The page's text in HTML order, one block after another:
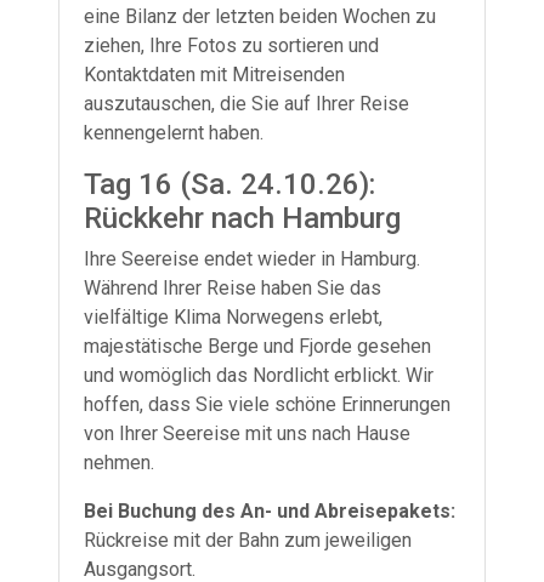
eine Bilanz der letzten beiden Wochen zu
ziehen, Ihre Fotos zu sortieren und
Kontaktdaten mit Mitreisenden
auszutauschen, die Sie auf Ihrer Reise
kennengelernt haben.
Tag 16 (Sa. 24.10.26):
Rückkehr nach Hamburg
Ihre Seereise endet wieder in Hamburg.
Während Ihrer Reise haben Sie das
vielfältige Klima Norwegens erlebt,
majestätische Berge und Fjorde gesehen
und womöglich das Nordlicht erblickt. Wir
hoffen, dass Sie viele schöne Erinnerungen
von Ihrer Seereise mit uns nach Hause
nehmen.
Bei Buchung des An- und Abreisepakets:
Rückreise mit der Bahn zum jeweiligen
Ausgangsort.